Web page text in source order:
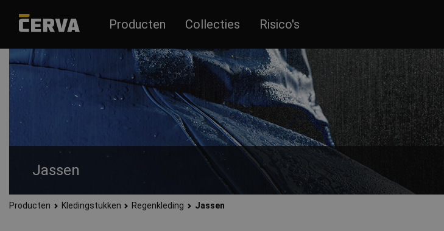
Producten Collecties Risico's
Jassen
Regen- en windbestendige jassen met groot ademend vermogen. Ze beschermen je tegen slecht weer
Producten Kledingstukken Regenkleding Jassen